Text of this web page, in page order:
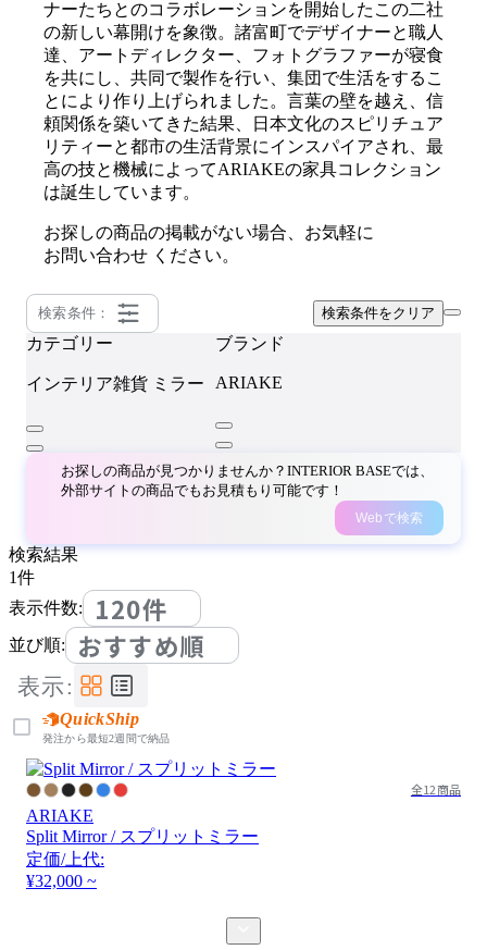
ナーたちとのコラボレーションを開始したこの二社
の新しい幕開けを象徴。諸富町でデザイナーと職人
達、アートディレクター、フォトグラファーが寝食
を共にし、共同で製作を行い、集団で生活をするこ
とにより作り上げられました。言葉の壁を越え、信
頼関係を築いてきた結果、日本文化のスピリチュア
リティーと都市の生活背景にインスパイアされ、最
高の技と機械によってARIAKEの家具コレクション
は誕生しています。
お探しの商品の掲載がない場合、お気軽に
お問い合わせ ください。
検索条件： 検索条件をクリア
カテゴリー
インテリア雑貨 ミラー
ブランド
ARIAKE
お探しの商品が見つかりませんか？INTERIOR BASEでは、
外部サイトの商品でもお見積もり可能です！
Webで検索
検索結果
1件
表示件数:
120件
並び順: おすすめ順
表示:
QuickShip
発注から最短2週間で納品
全12商品
ARIAKE
Split Mirror / スプリットミラー
定価/上代:
¥32,000 ~